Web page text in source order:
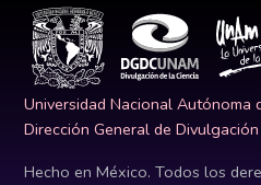
Universidad Nacional Autónoma
Dirección General de
Hecho en México. Todos los